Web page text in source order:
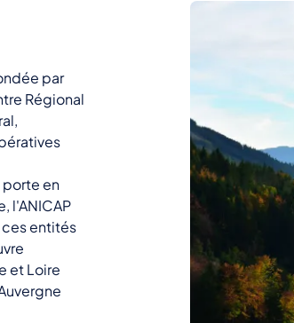
par
Régional
porte en
l'ANICAP
entités
et Loire